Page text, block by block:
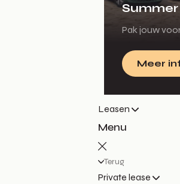
Pak jouw
Meer
Leasen
Menu
Terug
Private lease